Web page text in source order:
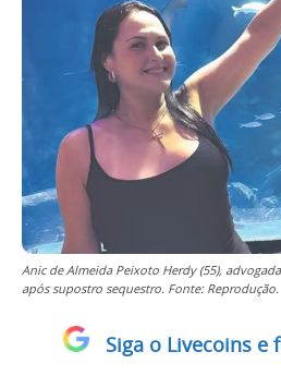
Anic de Almeida Peixoto Herdy (55),
após supostro sequestro. Fonte: Reprodução.
Siga o Livecoins e